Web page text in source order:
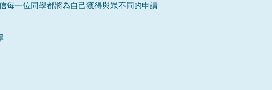
每一位同學都將為自己獲得與眾不同的申請